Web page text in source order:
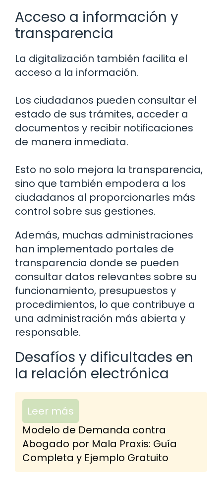
Acceso a información y
transparencia
La digitalización también facilita el
acceso a la información.
Los ciudadanos pueden consultar el
estado de sus trámites, acceder a
documentos y recibir notificaciones
de manera inmediata.
Esto no solo mejora la transparencia,
sino que también empodera a los
ciudadanos al proporcionarles más
control sobre sus gestiones.
Además, muchas administraciones
han implementado portales de
transparencia donde se pueden
consultar datos relevantes sobre su
funcionamiento, presupuestos y
procedimientos, lo que contribuye a
una administración más abierta y
responsable.
Desafíos y dificultades en
la relación electrónica
Leer más
Modelo de Demanda contra
Abogado por Mala Praxis: Guía
Completa y Ejemplo Gratuito